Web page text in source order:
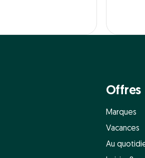
Offres
Marques
Vacances
Au